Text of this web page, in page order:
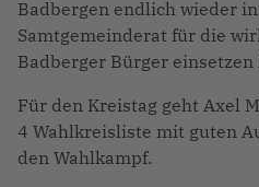
Badbergen endlich wieder
Samtgemeinderat für die
Badberger Bürger einsetzen
Für den Kreistag geht Axel
4 Wahlkreisliste mit guten
den Wahlkampf.